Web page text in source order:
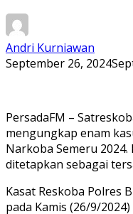
Andri Kurniawan
September 26, 2024
PersadaFM –
mengungkap enam
Narkoba Semeru
ditetapkan sebagai
Kasat Reskoba Polres
pada Kamis (26/9/